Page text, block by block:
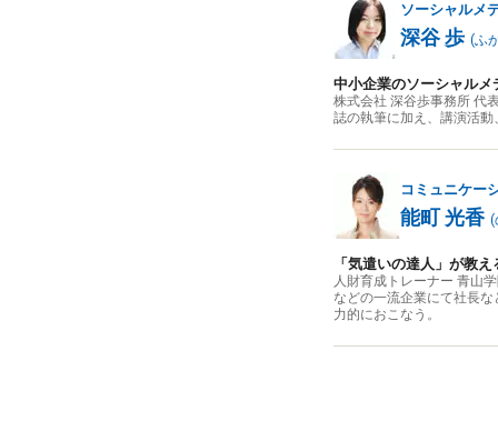
ソーシャルメ
深谷 歩 (ふ
中小企業のソーシャル
株式会社 深谷歩事務所 代
誌の執筆に加え、講演活
コミュニケー
能町 光香 (
「気遣いの達人」が教
人財育成トレーナー 青山
などの一流企業にて社長
力的におこなう。